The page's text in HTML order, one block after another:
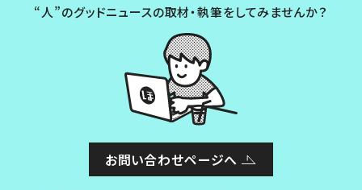
“人”のグッドニュースの取材・執筆をしてみませんか？
お問い合わせページへ